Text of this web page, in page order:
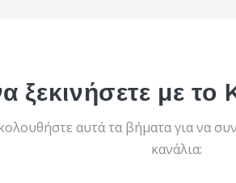
ξεκινήσετε με
αυτά τα βήματα για να
κανάλια: